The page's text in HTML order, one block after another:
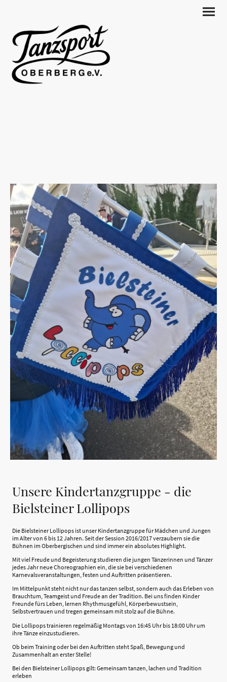
Unsere Kindertanzgruppe - die
Bielsteiner Lollipops
Die Bielsteiner Lollipops ist unser Kindertanzgruppe für Mädchen und Jungen
im Alter von 6 bis 12 Jahren. Seit der Session 2016/2017 verzaubern sie die
Bühnen im Oberbergischen und sind immer ein absolutes Highlight.
Mit viel Freude und Begeisterung studieren die jungen Tänzerinnen und Tänzer
jedes Jahr neue Choreographien ein, die sie bei verschiedenen
Karnevalsveranstaltungen, festen und Auftritten präsentieren.
Im Mittelpunkt steht nicht nur das tanzen selbst, sondern auch das Erleben von
Brauchtum, Teamgeist und Freude an der Tradition. Bei uns finden Kinder
Freunde fürs Leben, lernen Rhythmusgefühl, Körperbewustsein,
Selbstvertrauen und tregen gemeinsam mit stolz auf die Bühne.
Die Lollipops trainieren regelmäßig Montags von 16:45 Uhr bis 18:00 Uhr um
ihre Tänze einzustudieren.
Ob beim Training oder bei den Auftritten steht Spaß, Bewegung und
Zusammenhalt an erster Stelle!
Bei den Bielsteiner Lollipops gilt: Gemeinsam tanzen, lachen und Tradition
erleben